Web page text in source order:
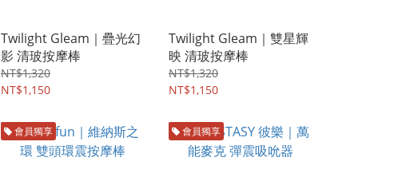
Twilight Gleam｜疊光幻
影 清玻按摩棒
NT$1,320
NT$1,150
Twilight Gleam｜雙星輝
映 清玻按摩棒
NT$1,320
NT$1,150
會員獨享 會員獨享